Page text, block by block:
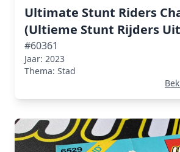
Ultimate Stunt Riders
(Ultieme Stunt Rijders
#60361
Jaar: 2023
Thema: Stad